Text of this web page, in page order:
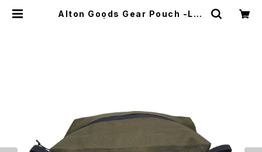
Alton Goods Gear Pouch -Lar